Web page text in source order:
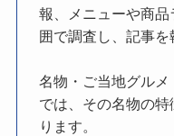
報、メニューや商
囲で調査し、記事を
名物・ご当地グル
では、その名物の
ります。